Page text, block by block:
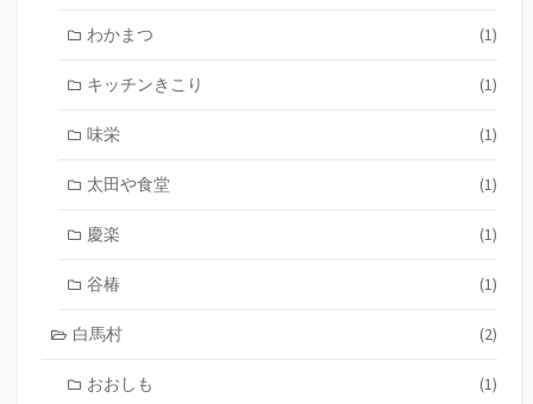
わかまつ (1)
キッチンきこり (1)
味栄 (1)
太田や食堂 (1)
慶楽 (1)
谷椿 (1)
白馬村 (2)
おおしも (1)